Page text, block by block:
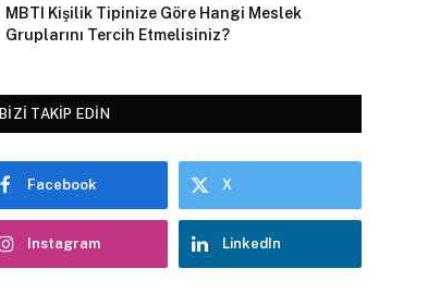
MBTI Kişilik Tipinize Göre Hangi Meslek
Gruplarını Tercih Etmelisiniz?
BIZI TAKIP EDIN
Facebook X
Instagram LinkedIn